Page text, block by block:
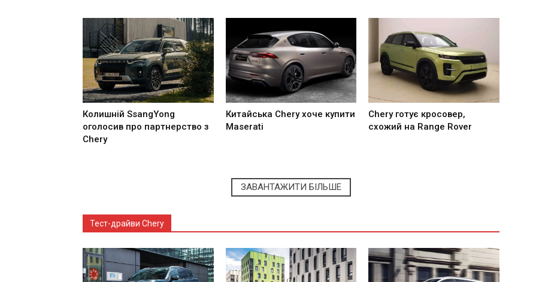
Колишній SsangYong
оголосив про партнерство з
Chery
Китайська Chery хоче купити
Maserati
Chery готує кросовер,
схожий на Range Rover
ЗАВАНТАЖИТИ БІЛЬШЕ
Тест-драйви Chery